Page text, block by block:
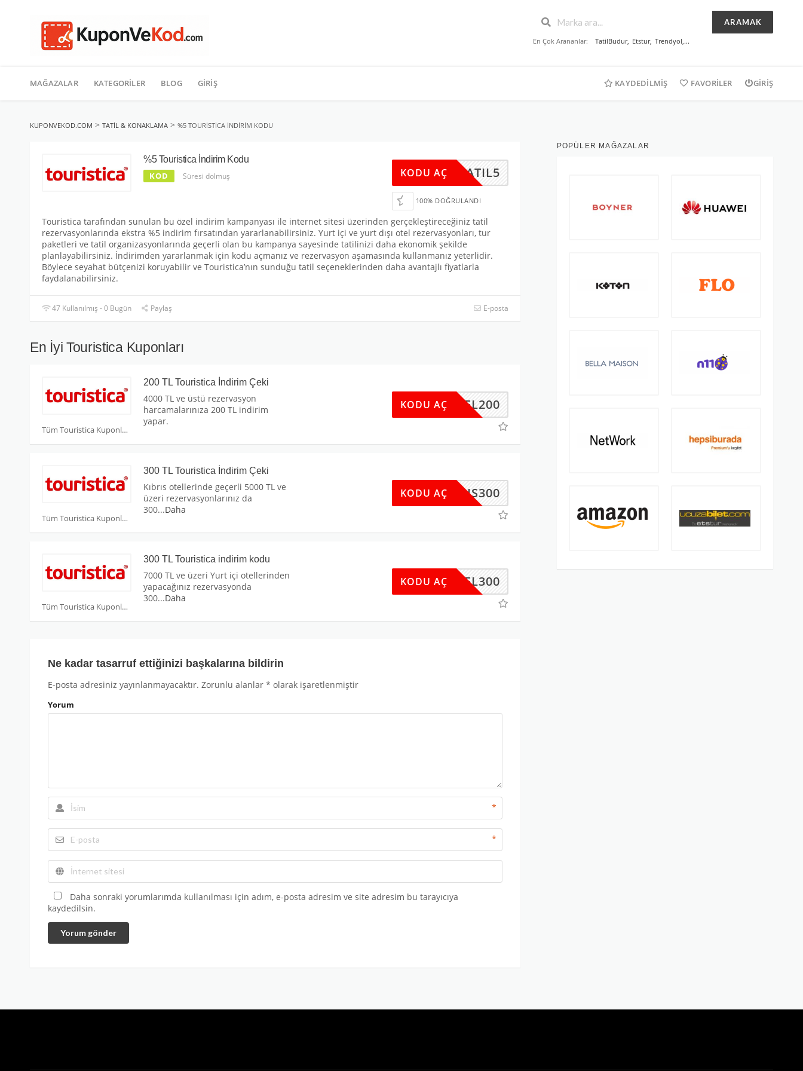
ARAMAK
En Çok Arananlar: TatilBudur, Etstur, Trendyol,...
geç
MAĞAZALAR KATEGORILER BLOG GIRIŞ KAYDEDILMIŞ FAVORILER GIRIŞ
KUPONVEKOD.COM > TATIL & KONAKLAMA > %5 TOURISTICA İNDIRIM KODU
%5 Touristica İndirim Kodu
KOD Süresi dolmuş TATIL5
KODU AÇ
100% DOĞRULANDI
Touristica tarafından sunulan bu özel indirim kampanyası ile internet sitesi üzerinden gerçekleştireceğiniz tatil
rezervasyonlarında ekstra %5 indirim fırsatından yararlanabilirsiniz. Yurt içi ve yurt dışı otel rezervasyonları, tur
paketleri ve tatil organizasyonlarında geçerli olan bu kampanya sayesinde tatilinizi daha ekonomik şekilde
planlayabilirsiniz. İndirimden yararlanmak için kodu açmanız ve rezervasyon aşamasında kullanmanız yeterlidir.
Böylece seyahat bütçenizi koruyabilir ve Touristica’nın sunduğu tatil seçeneklerinden daha avantajlı fiyatlarla
faydalanabilirsiniz.
47 Kullanılmış - 0 Bugün Paylaş E-posta
En İyi Touristica Kuponları
Tüm Touristica Kuponları
200 TL Touristica İndirim Çeki
4000 TL ve üstü rezervasyon
harcamalarınıza 200 TL indirim
yapar.
OTEL200
KODU AÇ
Tüm Touristica Kuponları
300 TL Touristica İndirim Çeki
Kıbrıs otellerinde geçerli 5000 TL ve
üzeri rezervasyonlarınız da
300...Daha
IBRIS300
KODU AÇ
Tüm Touristica Kuponları
300 TL Touristica indirim kodu
7000 TL ve üzeri Yurt içi otellerinden
yapacağınız rezervasyonda
300...Daha
OTEL300
KODU AÇ
Ne kadar tasarruf ettiğinizi başkalarına bildirin
E-posta adresiniz yayınlanmayacaktır. Zorunlu alanlar * olarak işaretlenmiştir
Yorum
*
*
Daha sonraki yorumlarımda kullanılması için adım, e-posta adresim ve site adresim bu tarayıcıya
kaydedilsin.
Yorum gönder
POPÜLER MAĞAZALAR